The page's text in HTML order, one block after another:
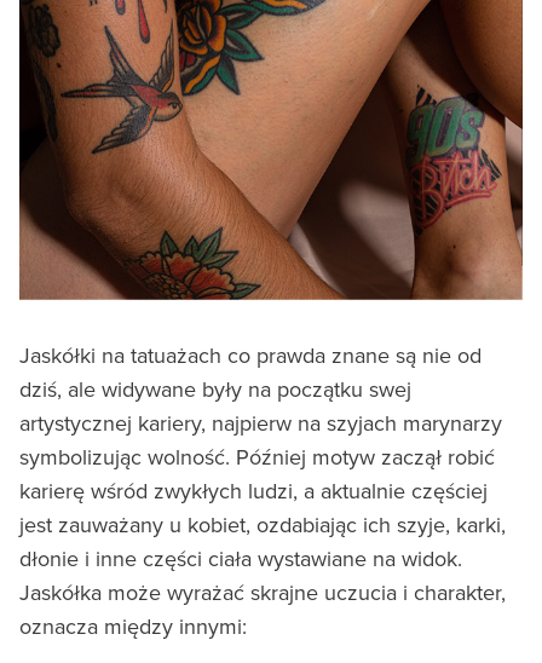
Jaskółki na tatuażach co prawda znane są nie od
dziś, ale widywane były na początku swej
artystycznej kariery, najpierw na szyjach marynarzy
symbolizując wolność. Później motyw zaczął robić
karierę wśród zwykłych ludzi, a aktualnie częściej
jest zauważany u kobiet, ozdabiając ich szyje, karki,
dłonie i inne części ciała wystawiane na widok.
Jaskółka może wyrażać skrajne uczucia i charakter,
oznacza między innymi: